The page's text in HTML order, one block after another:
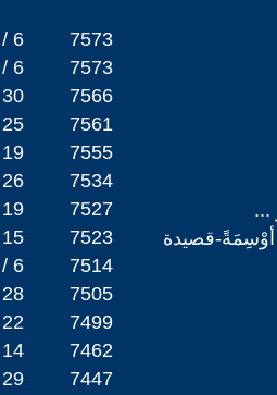
6 7573
6 7573
7566
7561
7555
7534
7527 ...
7523 أوْسِمَةً-قصيدة
6 7514
7505
7499
7462
7447